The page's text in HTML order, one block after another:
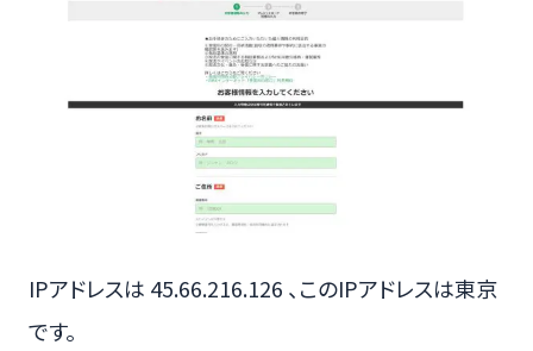
IPアドレスは 45.66.216.126 、このIPアドレスは東京
です。